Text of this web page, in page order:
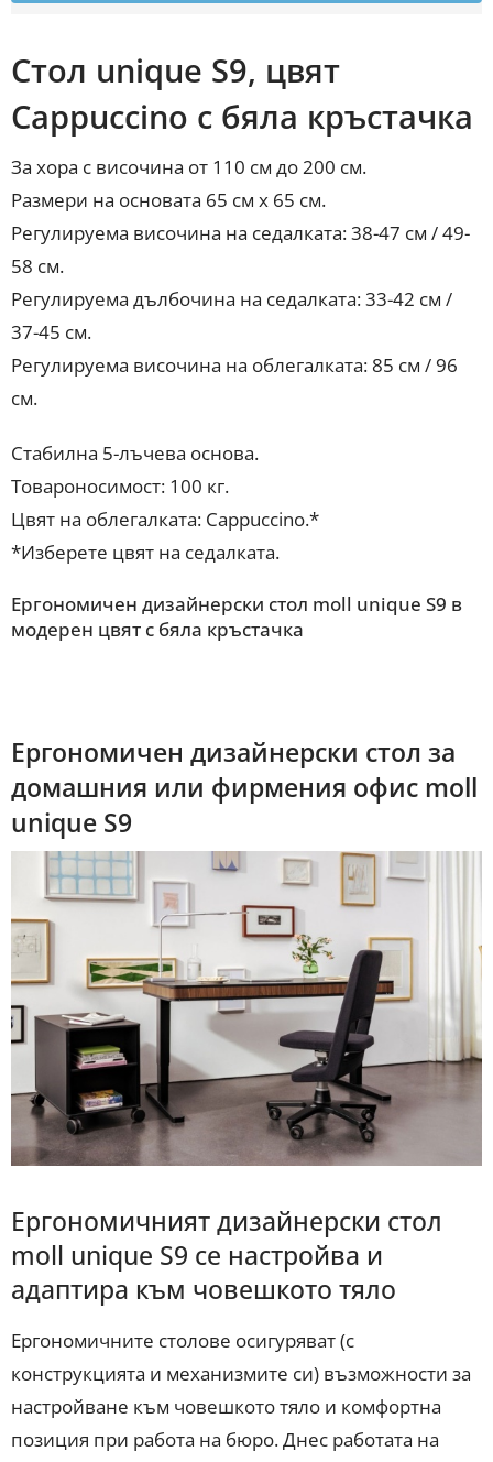
Стол unique S9, цвят
Cappuccino с бяла кръстачка
За хора с височина от 110 см до 200 см.
Размери на основата 65 см х 65 см.
Регулируема височина на седалката: 38-47 см / 49-
58 см.
Регулируема дълбочина на седалката: 33-42 см /
37-45 см.
Регулируема височина на облегалката: 85 см / 96
см.
Стабилна 5-лъчева основа.
Товароносимост: 100 кг.
Цвят на облегалката: Cappuccino.*
*Изберете цвят на седалката.
Ергономичен дизайнерски стол moll unique S9 в
модерен цвят с бяла кръстачка
Ергономичен дизайнерски стол за
домашния или фирмения офис moll
unique S9
Ергономичният дизайнерски стол
moll unique S9 се настройва и
адаптира към човешкото тяло
Ергономичните столове осигуряват (с
конструкцията и механизмите си) възможности за
настройване към човешкото тяло и комфортна
позиция при работа на бюро. Днес работата на